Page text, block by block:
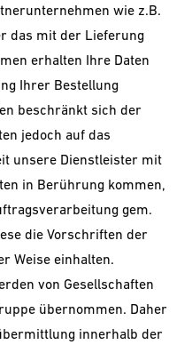
wie z.B.
das mit der Lieferung
erhalten Ihre Daten
Ihrer Bestellung
beschränkt sich der
jedoch auf das
unsere Dienstleister mit
in Berührung kommen,
gem.
die Vorschriften der
Weise einhalten.
von Gesellschaften
übernommen. Daher
innerhalb der